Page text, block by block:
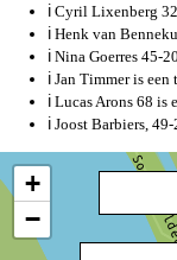
ℹ️ Cyril Lixenberg
ℹ️ Henk van
ℹ️ Nina Goerres 45-
ℹ️ Jan Timmer is
ℹ️ Lucas Arons 68 is
ℹ️ Joost Barbiers,
+
−